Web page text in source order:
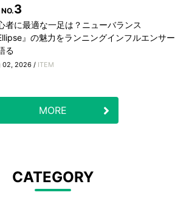
NO.3
者に最適な一足は？ニューバランス
』の魅力をランニングインフルエンサー
る
02, 2026 / ITEM
MORE
CATEGORY